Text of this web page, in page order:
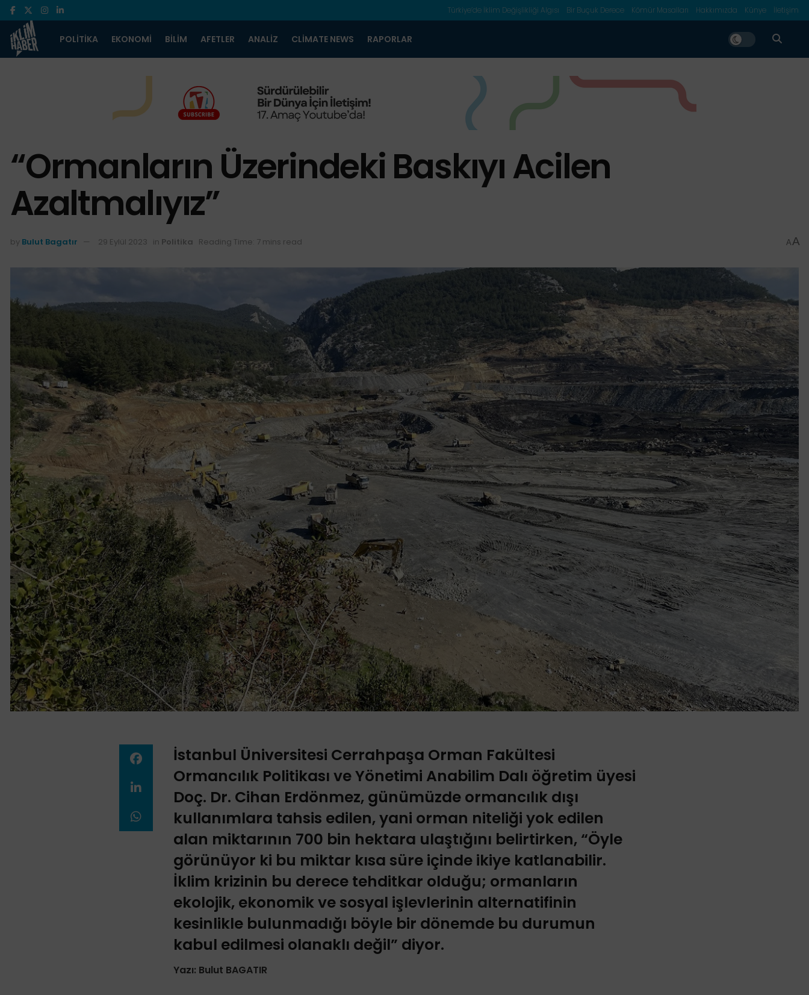
Türkiye’de İklim Değişlikliği Algısı Bir Buçuk Derece Kömür Masalları Hakkımızda Künye İletişim
POLITIKA EKONOMI BILIM AFETLER ANALIZ CLIMATE NEWS RAPORLAR
“Ormanların Üzerindeki Baskıyı Acilen
Azaltmalıyız”
by Bulut Bagatır 29 Eylül 2023 in Politika Reading Time: 7 mins read AA
İstanbul Üniversitesi Cerrahpaşa Orman Fakültesi
Ormancılık Politikası ve Yönetimi Anabilim Dalı öğretim üyesi
Doç. Dr. Cihan Erdönmez, günümüzde ormancılık dışı
kullanımlara tahsis edilen, yani orman niteliği yok edilen
alan miktarının 700 bin hektara ulaştığını belirtirken, “Öyle
görünüyor ki bu miktar kısa süre içinde ikiye katlanabilir.
İklim krizinin bu derece tehditkar olduğu; ormanların
ekolojik, ekonomik ve sosyal işlevlerinin alternatifinin
kesinlikle bulunmadığı böyle bir dönemde bu durumun
kabul edilmesi olanaklı değil” diyor.
Yazı: Bulut BAGATIR